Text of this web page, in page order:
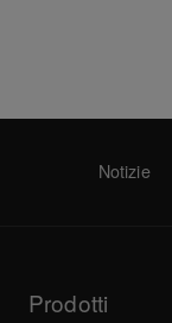
Notizie
Prodotti